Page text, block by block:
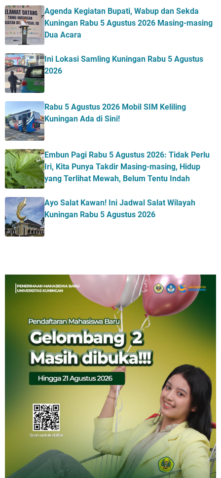
Agenda Kegiatan Bupati, Wabup dan Sekda
Kuningan Rabu 5 Agustus 2026 Masing-masing
Dua Acara
Ini Lokasi Samling Kuningan Rabu 5 Agustus
2026
Rabu 5 Agustus 2026 Mobil SIM Keliling
Kuningan Ada di Sini!
Embun Pagi Rabu 5 Agustus 2026: Tidak Perlu
Iri, Kita Punya Takdir Masing-masing, Hidup
yang Terlihat Mewah, Belum Tentu Indah
Ayo Salat Kawan! Ini Jadwal Salat Wilayah
Kuningan Rabu 5 Agustus 2026